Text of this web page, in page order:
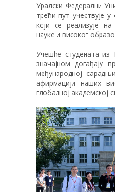
Уралски Федерални
трећи пут учествује
који се реализује на
науке и високог
Учешће студената из
значајном догађају
међународној
афирмацији наших
глобалној академској